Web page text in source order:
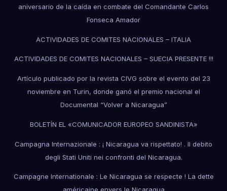
aniversario de la caída en combate del Comandante Carlos
Fonseca Amador
ACTIVIDADES DE COMITES NACIONALES – ITALIA
ACTIVIDADES DE COMITES NACIONALES – SUECIA PRESENTE !!!
Artículo publicado por la revista CIVG sobre el evento del 23
noviembre en Turin, donde ganó el premio nacional el
Documental “Volver a Nicaragua”
BOLETÍN EL «COMUNICADOR EUROPEO SANDINISTA»
Campagna Internazionale : ¡ Nicaragua va rispettato! . Il debito
degli Stati Uniti nei confronti del Nicaragua.
Campagne Internationale : Le Nicaragua se respecte ! La dette